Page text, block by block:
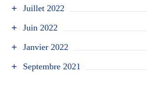
Juillet 2022
Juin 2022
Janvier 2022
Septembre 2021